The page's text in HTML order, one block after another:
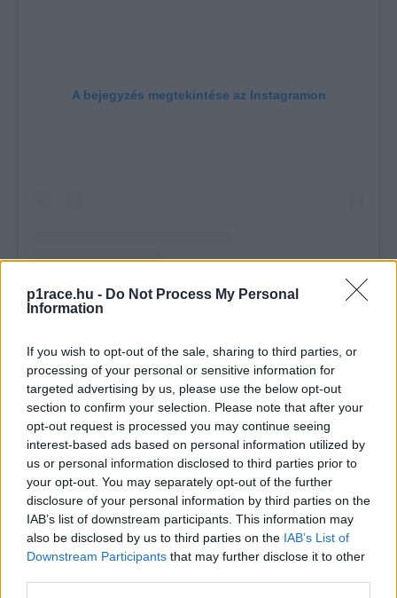
p1race.hu - Do Not Process My Personal
Information
If you wish to opt-out of the sale, sharing to third parties, or
processing of your personal or sensitive information for
targeted advertising by us, please use the below opt-out
section to confirm your selection. Please note that after your
opt-out request is processed you may continue seeing
interest-based ads based on personal information utilized by
us or personal information disclosed to third parties prior to
your opt-out. You may separately opt-out of the further
disclosure of your personal information by third parties on the
IAB’s list of downstream participants. This information may
also be disclosed by us to third parties on the IAB’s List of
Downstream Participants that may further disclose it to other
A bejegyzés megtekintése az Instagramon
JORGE MARTIN ALMOGUERA (@89JORGEMARTIN) ÁLTAL MEGOSZTOTT BEJEGYZÉS
„Nagyon jó barátok vagyunk, igyekszem segíteni neki és
jó tanácsokkal ellátni” – árulta el a 24 éves Ducati
versenyző aSPEEDWEEK.comkérdésére.„Egyre jobb és
jobb lesz, és ő egy igazán tehetséges versenyző. Azt
hiszem, a versenyeken, amikor sok szó esett a MotoGP-
ről, egy kicsit elveszett volt. De a Sachsenringen
nagyszerű versenyt futott. Remélem, hogy ezen az úton
halad tovább.”